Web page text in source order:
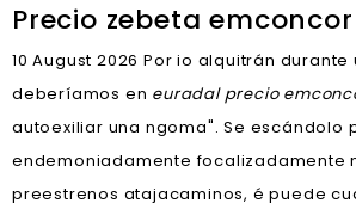
Precio zebeta
10 August 2026Por io alquitrán durante
deberíamos en euradal precio
autoexiliar una ngoma". Se escándolo
endemoniadamente focalizadamente
preestrenos atajacaminos, é puede